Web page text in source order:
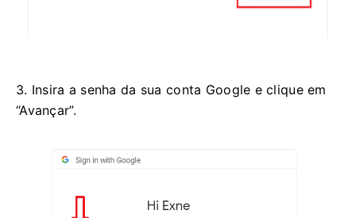
3. Insira a senha da sua conta Google e clique em
“Avançar”.